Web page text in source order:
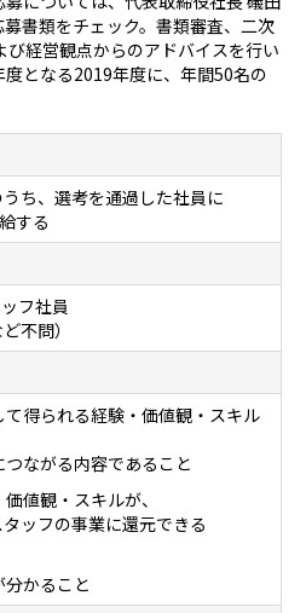
書類をチェック。書類審査、二次
経営観点からのアドバイスを行い
となる2019年度に、年間50名の
ち、選考を通過した社員に
する
フ社員
不問）
得られる経験・価値観・スキル
ながる内容であること
値観・スキルが、
ッフの事業に還元できる
かること